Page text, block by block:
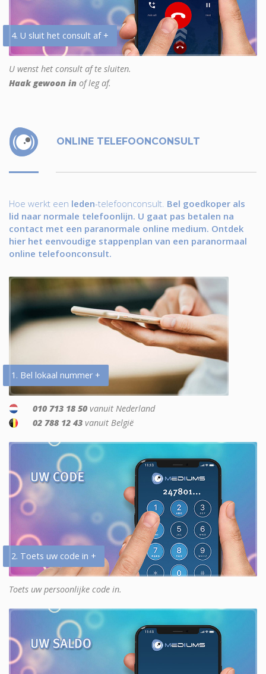
4. U sluit het consult af +
U wenst het consult af te sluiten.
Haak gewoon in of leg af.
ONLINE TELEFOONCONSULT
Hoe werkt een leden-telefoonconsult. Bel goedkoper als
lid naar normale telefoonlijn. U gaat pas betalen na
contact met een paranormale online medium. Ontdek
hier het eenvoudige stappenplan van een paranormaal
online telefoonconsult.
1. Bel lokaal nummer +
010 713 18 50 vanuit Nederland
02 788 12 43 vanuit België
2. Toets uw code in +
Toets uw persoonlijke code in.